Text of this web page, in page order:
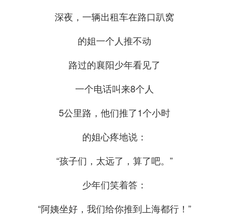
深夜，一辆出租车在路口趴窝
的姐一个人推不动
路过的襄阳少年看见了
一个电话叫来8个人
5公里路，他们推了1个小时
的姐心疼地说：
“孩子们，太远了，算了吧。”
少年们笑着答：
“阿姨坐好，我们给你推到上海都行！”